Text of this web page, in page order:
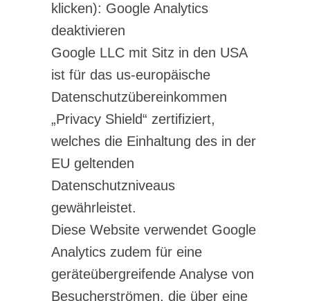
klicken): Google Analytics
deaktivieren
Google LLC mit Sitz in den USA
ist für das us-europäische
Datenschutzübereinkommen
„Privacy Shield“ zertifiziert,
welches die Einhaltung des in der
EU geltenden
Datenschutzniveaus
gewährleistet.
Diese Website verwendet Google
Analytics zudem für eine
geräteübergreifende Analyse von
Besucherströmen, die über eine